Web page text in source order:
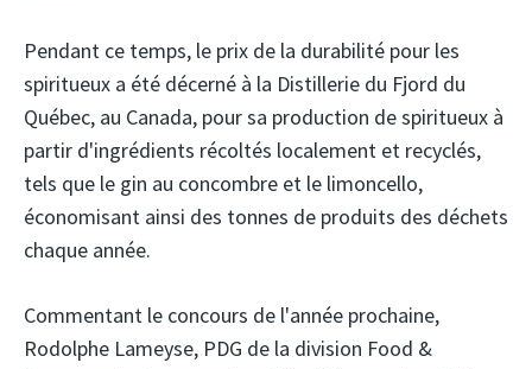
Pendant ce temps, le prix de la durabilité pour les
spiritueux a été décerné à la Distillerie du Fjord du
Québec, au Canada, pour sa production de spiritueux à
partir d'ingrédients récoltés localement et recyclés,
tels que le gin au concombre et le limoncello,
économisant ainsi des tonnes de produits des déchets
chaque année.
Commentant le concours de l'année prochaine,
Rodolphe Lameyse, PDG de la division Food &